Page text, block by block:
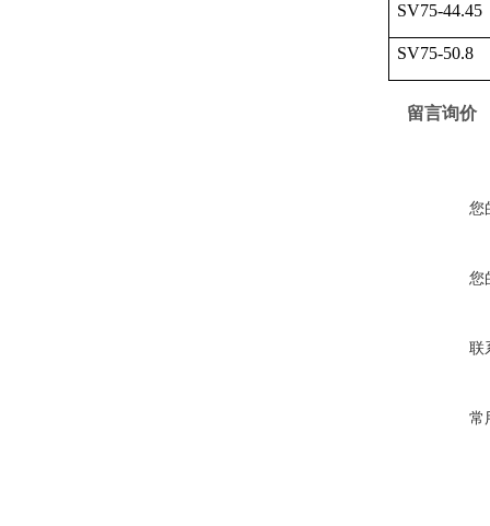
SV75-44.45
SV75-50.8
留言询价
您
您
联
常